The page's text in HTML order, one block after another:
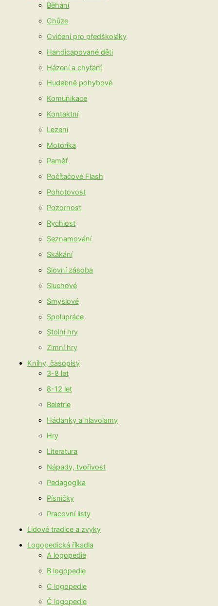
Běhání
Chůze
Cvičení pro předškoláky
Handicapované děti
Házení a chytání
Hudebně pohybové
Komunikace
Kontaktní
Lezení
Motorika
Paměť
Počítačové Flash
Pohotovost
Pozornost
Rychlost
Seznamování
Skákání
Slovní zásoba
Sluchové
Smyslové
Spolupráce
Stolní hry
Zimní hry
Knihy, časopisy
3-8 let
8-12 let
Beletrie
Hádanky a hlavolamy
Hry
Literatura
Nápady, tvořivost
Pedagogika
Písničky
Pracovní listy
Lidové tradice a zvyky
Logopedická říkadla
A logopedie
B logopedie
C logopedie
Č logopedie